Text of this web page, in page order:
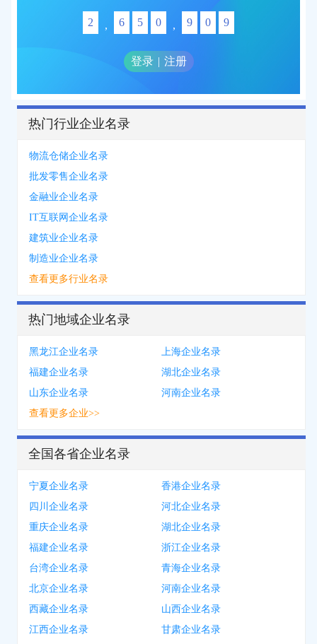
2 , 6 5 0 , 9 0 9
登录 | 注册
热门行业企业名录
物流仓储企业名录
批发零售企业名录
金融业企业名录
IT互联网企业名录
建筑业企业名录
制造业企业名录
查看更多行业名录
热门地域企业名录
黑龙江企业名录
上海企业名录
福建企业名录
湖北企业名录
山东企业名录
河南企业名录
查看更多企业>>
全国各省企业名录
宁夏企业名录
香港企业名录
四川企业名录
河北企业名录
重庆企业名录
湖北企业名录
福建企业名录
浙江企业名录
台湾企业名录
青海企业名录
北京企业名录
河南企业名录
西藏企业名录
山西企业名录
江西企业名录
甘肃企业名录